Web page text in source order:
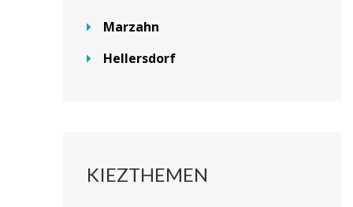
Marzahn
Hellersdorf
KIEZTHEMEN